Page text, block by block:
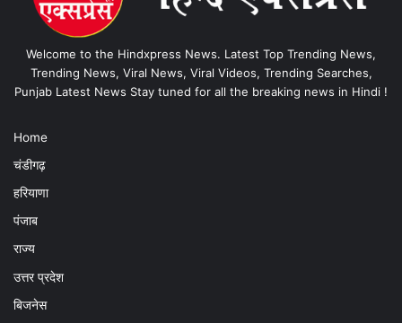
Welcome to the Hindxpress News. Latest Top Trending News,
Trending News, Viral News, Viral Videos, Trending Searches,
Punjab Latest News Stay tuned for all the breaking news in Hindi !
Home
चंडीगढ़
हरियाणा
पंजाब
राज्य
उत्तर प्रदेश
बिजनेस